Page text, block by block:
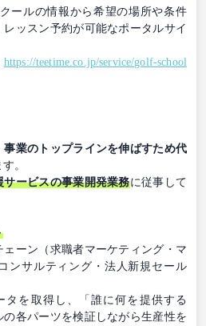
ールの情報から希望の場所や条件
ッスン予約が可能なポータルサイ
https://teetime.co.jp/service/golf-school
事業のトップラインを伸ばすため代
。
ービスの事業開発業務に従事して
ーン（求職者マーケティング・マ
ンサルティング・法人新規セール
を取得し、「誰に何を提供する
各パーツを検証しながら生産性を